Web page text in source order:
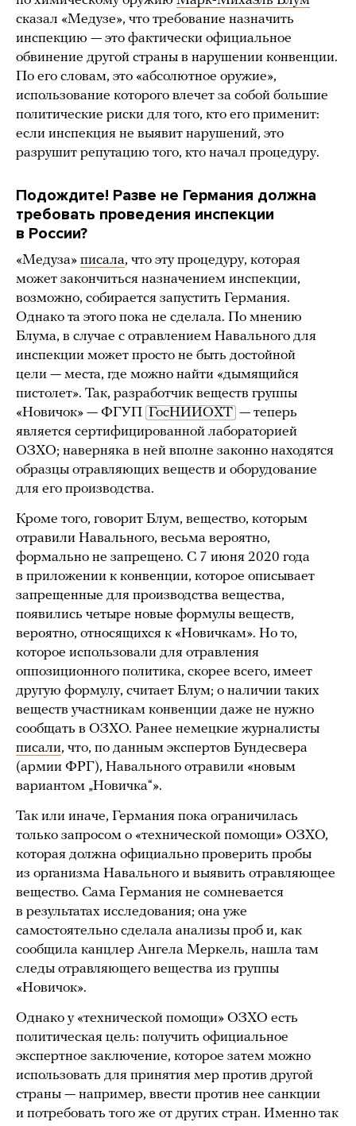
сказал «Медузе», что требование назначить
инспекцию — это фактически официальное
обвинение другой страны в нарушении конвенции.
По его словам, это «абсолютное оружие»,
использование которого влечет за собой большие
политические риски для того, кто его применит:
если инспекция не выявит нарушений, это
разрушит репутацию того, кто начал процедуру.
Подождите! Разве не Германия должна
требовать проведения инспекции
в России?
«Медуза» писала, что эту процедуру, которая
может закончиться назначением инспекции,
возможно, собирается запустить Германия.
Однако та этого пока не сделала. По мнению
Блума, в случае с отравлением Навального для
инспекции может просто не быть достойной
цели — места, где можно найти «дымящийся
пистолет». Так, разработчик веществ группы
«Новичок» — ФГУП ГосНИИОХТ — теперь
является сертифицированной лабораторией
ОЗХО; наверняка в ней вполне законно находятся
образцы отравляющих веществ и оборудование
для его производства.
Кроме того, говорит Блум, вещество, которым
отравили Навального, весьма вероятно,
формально не запрещено. С 7 июня 2020 года
в приложении к конвенции, которое описывает
запрещенные для производства вещества,
появились четыре новые формулы веществ,
вероятно, относящихся к «Новичкам». Но то,
которое использовали для отравления
оппозиционного политика, скорее всего, имеет
другую формулу, считает Блум; о наличии таких
веществ участникам конвенции даже не нужно
сообщать в ОЗХО. Ранее немецкие журналисты
писали, что, по данным экспертов Бундесвера
(армии ФРГ), Навального отравили «новым
вариантом „Новичка“».
Так или иначе, Германия пока ограничилась
только запросом о «технической помощи» ОЗХО,
которая должна официально проверить пробы
из организма Навального и выявить отравляющее
вещество. Сама Германия не сомневается
в результатах исследования; она уже
самостоятельно сделала анализы проб и, как
сообщила канцлер Ангела Меркель, нашла там
следы отравляющего вещества из группы
«Новичок».
Однако у «технической помощи» ОЗХО есть
политическая цель: получить официальное
экспертное заключение, которое затем можно
использовать для принятия мер против другой
страны — например, ввести против нее санкции
и потребовать того же от других стран. Именно так